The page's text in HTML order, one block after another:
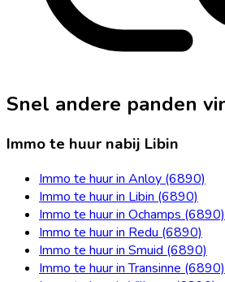
Snel andere panden
Immo te huur nabij Libin
Immo te huur in Anloy (6890)
Immo te huur in Libin (6890)
Immo te huur in Ochamps (6890)
Immo te huur in Redu (6890)
Immo te huur in Smuid (6890)
Immo te huur in Transinne (6890)